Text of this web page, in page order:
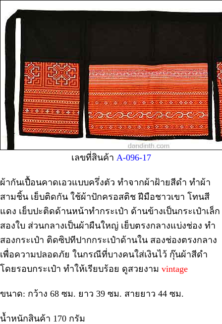
เลขที่สินค้า A-096-17
ผ้ากันเปื้อนคาดเอวแบบครึ่งตัว ทำจากผ้าฝ้ายสีดำ ทำผ้า
สามชิ้น เย็บติดกัน ใช้ผ้าปักครอสติช ฝีมือชาวเขา โทนสี
แดง เย็บปะติดด้านหน้าทำกระเป๋า ด้านข้างเป็นกระเป๋าเล็ก
สองใบ ส่วนกลางเป็นผ้าผืนใหญ่ เย็บตรงกลางแบ่งช่อง ทำ
สองกระเป๋า ติดซิปทีปากกระเป๋าด้านใน สองช่องตรงกลาง
เพื่อความปลอดภัย ในกรณีที่บางคนใส่เงินไว้ กุ๊นผ้าสีดำ
โดยรอบกระเป๋า ทำให้เรียบร้อย ดูสวยงาม vintage
ขนาด: กว้าง 68 ซม. ยาว 39 ซม. สายยาว 44 ซม.
น้ำหนักสินค้า 170 กรัม